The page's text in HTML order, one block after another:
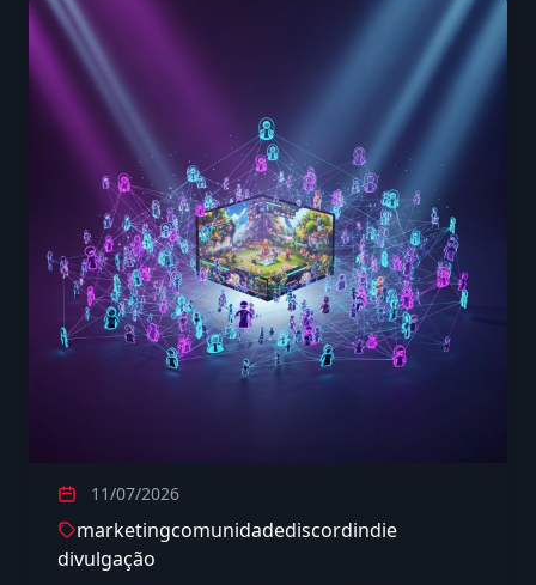
11/07/2026
marketingcomunidadediscordindie
divulgação